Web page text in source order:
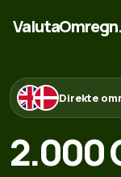
Direkte
2.000